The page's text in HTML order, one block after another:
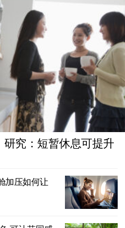
研究：短暂休息可提升
加压如何让